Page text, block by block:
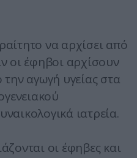
να αρχίσει από
οι έφηβοι αρχίσουν
αγωγή υγείας στα
ιατρεία.
οι έφηβες και